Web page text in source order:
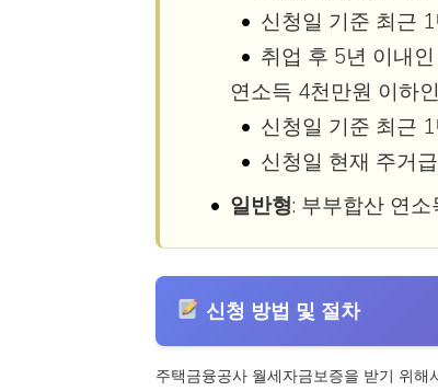
신청일 기준 최근
취업 후 5년 이내
연소득 4천만원 이하
신청일 기준 최근
신청일 현재 주거
일반형: 부부합산 연
신청 방법 및 절차
주택금융공사 월세자금보증을 받기 위